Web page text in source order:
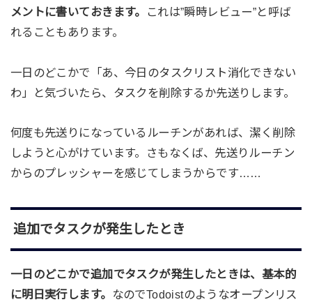
メントに書いておきます。
これは”瞬時レビュー”と呼ば
れることもあります。
一日のどこかで「あ、今日のタスクリスト消化できない
わ」と気づいたら、タスクを削除するか先送りします。
何度も先送りになっているルーチンがあれば、潔く削除
しようと心がけています。さもなくば、先送りルーチン
からのプレッシャーを感じてしまうからです……
追加でタスクが発生したとき
一日のどこかで追加でタスクが発生したときは、基本的
に明日実行します。
なのでTodoistのようなオープンリス